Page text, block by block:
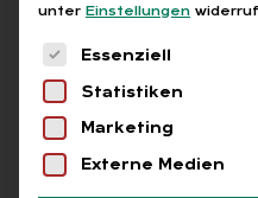
Alle
Schlag­wort
duk­ti­on
unter Einstellungen
Es folgt eine Liste
Essenziell
Statistiken
Marketing
Externe Medien